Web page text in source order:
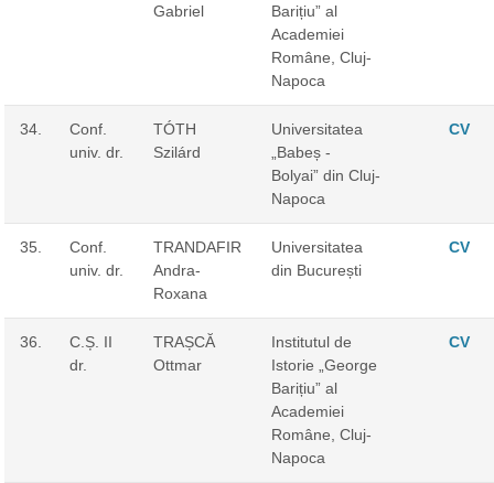
Gabriel
Barițiu” al
Academiei
Române, Cluj-
Napoca
34.
Conf.
univ. dr.
TÓTH
Szilárd
Universitatea
„Babeș -
Bolyai” din Cluj-
Napoca
CV
35.
Conf.
univ. dr.
TRANDAFIR
Andra-
Roxana
Universitatea
din București
CV
36.
C.Ș. II
dr.
TRAȘCĂ
Ottmar
Institutul de
Istorie „George
Barițiu” al
Academiei
Române, Cluj-
Napoca
CV